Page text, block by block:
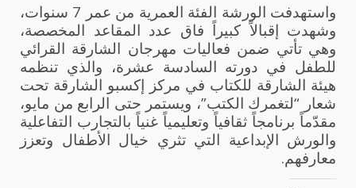
واستهدفت الورشة الفئة العمرية من عمر 7 سنوات،
وشهدت إقبالاً كبيراً فاق عدد المقاعد المخصصة،
وهي تأتي ضمن فعاليات مهرجان الشارقة القرائي
للطفل في دورته السادسة عشرة، والذي تنظمه
هيئة الشارقة للكتاب في مركز إكسبو الشارقة تحت
شعار “لتغمرك الكتب”، ويستمر حتى الرابع من مايو،
مقدّماً برنامجاً ثقافياً وتعليمياً غنياً بالتجارب التفاعلية
والورش الإبداعية التي تثري خيال الأطفال وتعزز
معارفهم.